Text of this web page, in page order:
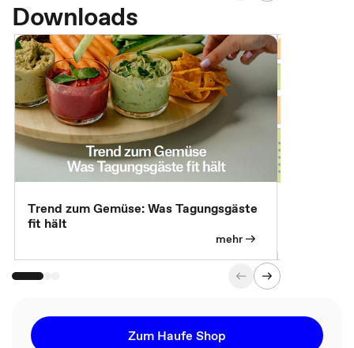
Downloads
Trend zum Gemüse: Was Tagungsgäste
fit hält
mehr
Zum Haufe Shop